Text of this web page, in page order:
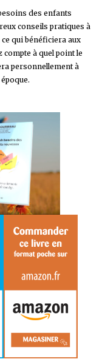
des enfants
conseils pratiques à
qui bénéficiera aux
à quel point le
personnellement à